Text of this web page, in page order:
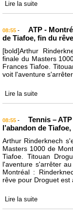
Lire la suite
08:55 -
ATP -
de Tiafoe, fin du
[bold]Arthur
finale du Masters
Frances Tiafoe.
voit l'aventure
Lire la suite
08:55 -
Tennis –
l’abandon de
Arthur Rinderknech
Masters 1000 de
Tiafoe. Titouan
l'aventure s'arrêter
Montréal :
rêve pour Droguet est
Lire la suite